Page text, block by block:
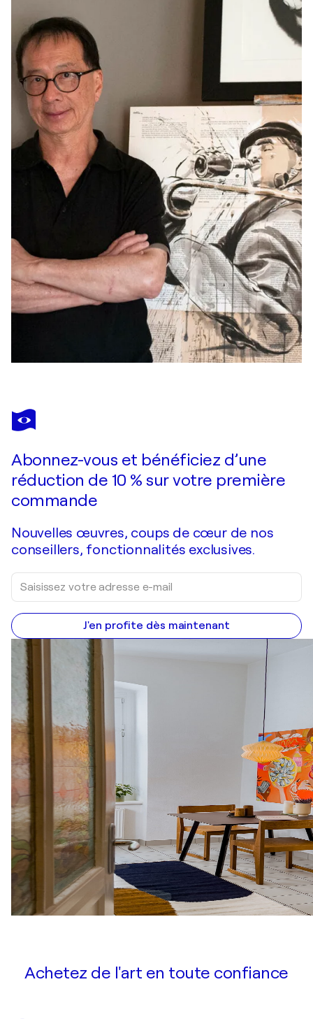
Abonnez-vous et bénéficiez d’une
réduction de 10 % sur votre première
commande
Nouvelles œuvres, coups de cœur de nos
conseillers, fonctionnalités exclusives.
J'en profite dès maintenant
Achetez de l'art en toute confiance